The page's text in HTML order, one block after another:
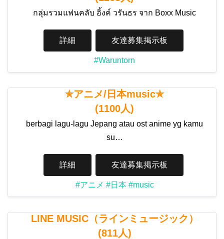
กลุ่มรวมแฟนคลับ อิ้งค์ วรันธร จาก Boxx Music
詳細 友達募集掲示板
#Waruntorn
✯アニメ/日本music✯
(1100人)
berbagi lagu-lagu Jepang atau ost anime yg kamu
su…
詳細 友達募集掲示板
#アニメ #日本 #music
LINE MUSIC（ラインミュージック）
(811人)